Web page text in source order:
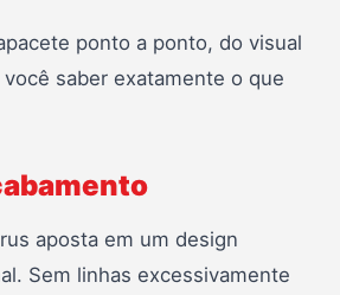
ponto a ponto, do visual
você saber exatamente o que
aposta em um design
Sem linhas excessivamente